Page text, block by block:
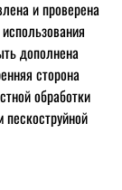
и проверена
дополнена
сторона
обработки